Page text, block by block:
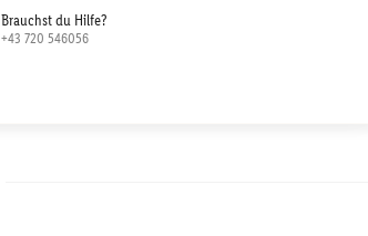
Brauchst du Hilfe?
+43 720 546056